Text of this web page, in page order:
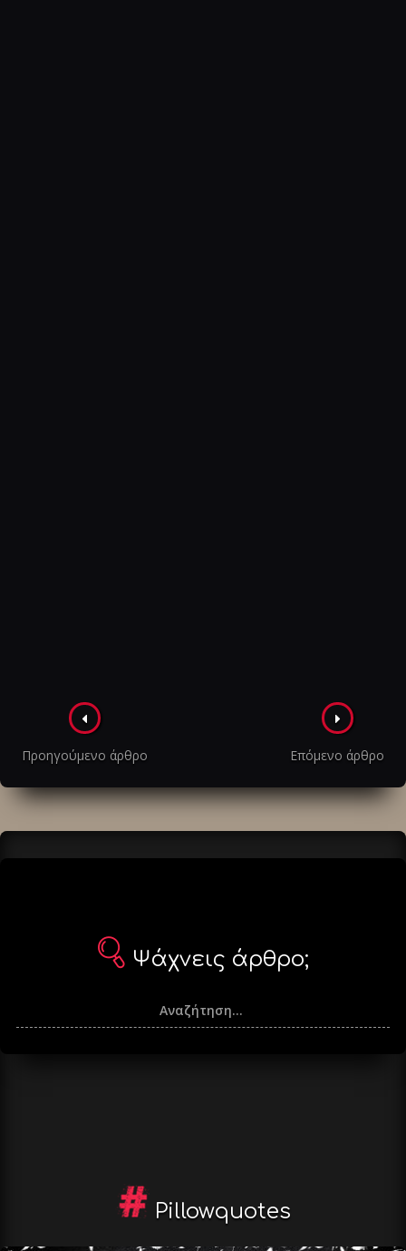
Πλοήγηση
στα
άρθρα
Προηγούμενο άρθρο Επόμενο άρθρο
Ψάχνεις άρθρο;
Pillowquotes